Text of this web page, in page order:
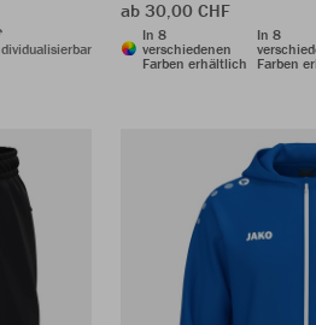
ab 30,00 CHF
In 8
verschiedenen
Farben erhältlich
In 8
Farben